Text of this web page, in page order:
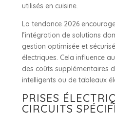
utilisés en cuisine.
La tendance 2026
l’intégration de solutions
gestion optimisée et
électriques. Cela influence
des coûts supplémentaires
intelligents ou de tableaux
PRISES
CIRCUITS